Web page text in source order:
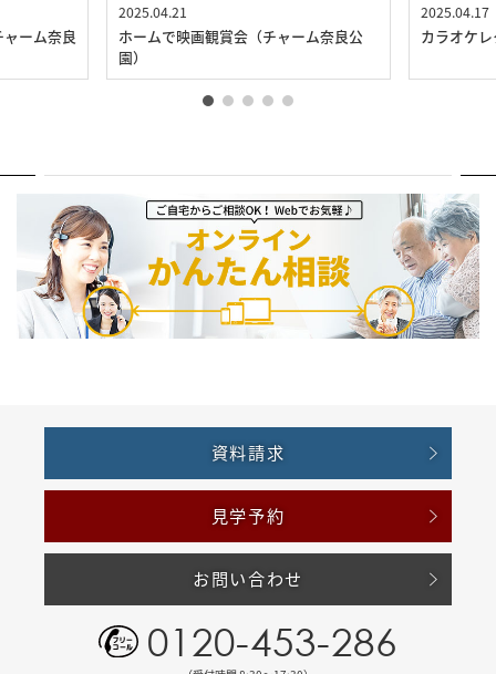
ーム奈良
2025.04.21
ホームで映画観賞会（チャーム奈良公
園）
2025.04.17
カラオケ
資料請求
見学予約
お問い合わせ
0120-453-286